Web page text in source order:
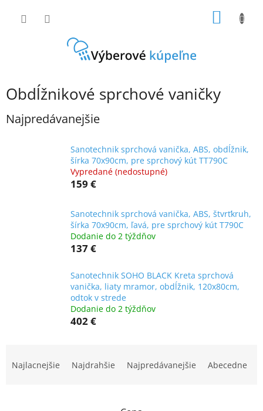
Obdĺžnikové sprchové vaničky
Najpredávanejšie
Sanotechnik sprchová vanička, ABS, obdĺžnik,
šírka 70x90cm, pre sprchový kút TT790C
Vypredané (nedostupné)
159 €
Sanotechnik sprchová vanička, ABS, štvrťkruh,
šírka 70x90cm, ľavá, pre sprchový kút T790C
Dodanie do 2 týždňov
137 €
Sanotechnik SOHO BLACK Kreta sprchová
vanička, liaty mramor, obdĺžnik, 120x80cm,
odtok v strede
Dodanie do 2 týždňov
402 €
Najlacnejšie Najdrahšie Najpredávanejšie Abecedne